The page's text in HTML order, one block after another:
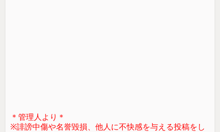
＊管理人より＊
※誹謗中傷や名誉毀損、他人に不快感を与える投稿をし